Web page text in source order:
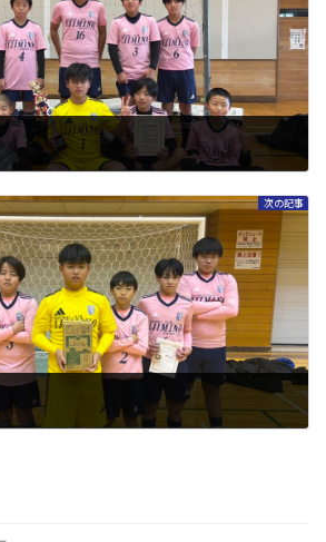
次の記事